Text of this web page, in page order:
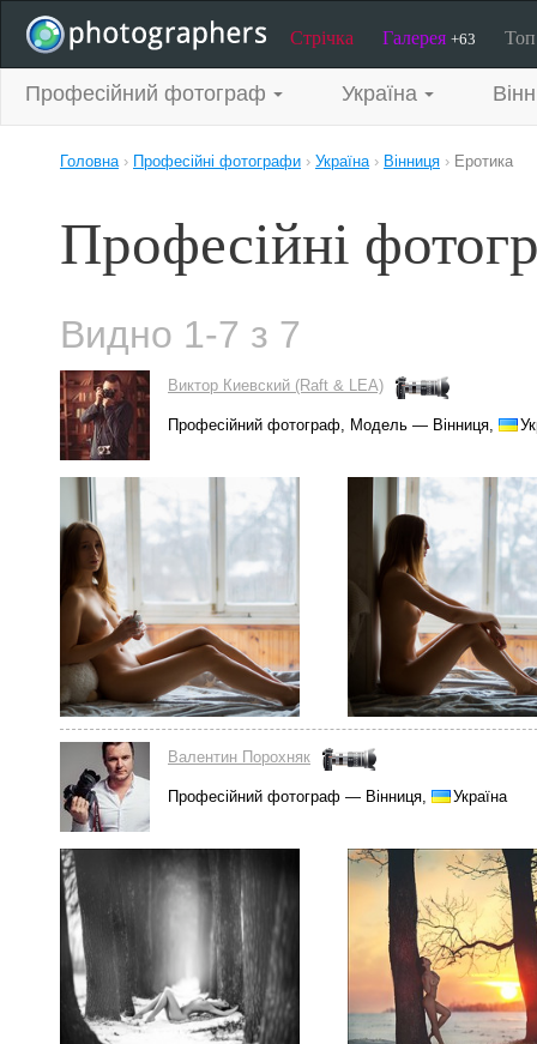
Стрічка Галерея +63
Професійний фотограф Україна
Головна› Професійні фотографи › Україна› Вінниця › Еротика
Професійні
Видно 1-7 з 7
Виктор Киевский (Raft & LEA)
Професійний фотограф, Модель — Вінниця,
Валентин Порохняк
Професійний фотограф — Вінниця, Україна